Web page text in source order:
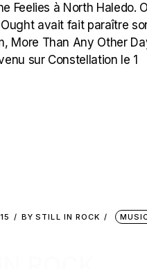
Feelies à North Haledo.
avait fait paraître
More Than Any Other
sur Constellation le 1
BY STILL IN ROCK